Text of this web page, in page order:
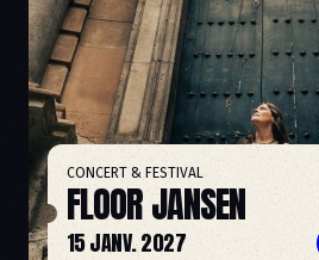
CONCERT & FESTIVAL
FLOOR JANSEN
15 JANV. 2027